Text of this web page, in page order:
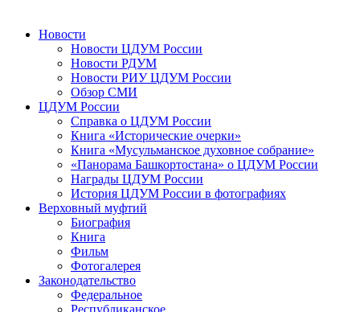
Новости
Новости ЦДУМ России
Новости РДУМ
Новости РИУ ЦДУМ России
Обзор СМИ
ЦДУМ России
Справка о ЦДУМ России
Книга «Исторические очерки»
Книга «Мусульманское духовное собрание»
«Панорама Башкортостана» о ЦДУМ России
Награды ЦДУМ России
История ЦДУМ России в фотографиях
Верховный муфтий
Биография
Книга
Фильм
Фотогалерея
Законодательство
Федеральное
Республиканское